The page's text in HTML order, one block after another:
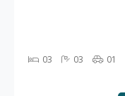
03 03 01